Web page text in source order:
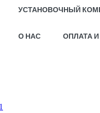
УСТАНОВОЧНЫЙ
О НАС ОПЛАТА